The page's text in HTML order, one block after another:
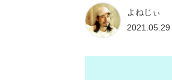
よねじぃ
2021.05.29